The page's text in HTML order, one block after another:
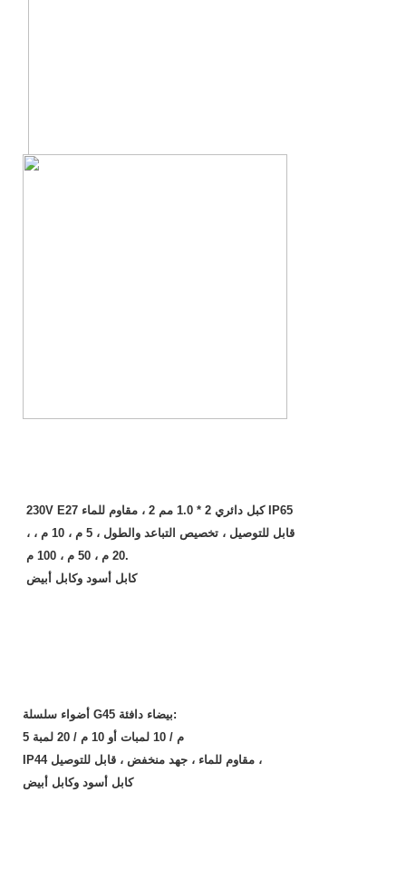
230V E27 كبل دائري 2 * 1.0 مم 2 ، مقاوم للماء IP65
، قابل للتوصيل ، تخصيص التباعد والطول ، 5 م ، 10 م ،
20 م ، 50 م ، 100 م.
كابل أسود وكابل أبيض
أضواء سلسلة G45 بيضاء دافئة:
5 م / 10 لمبات أو 10 م / 20 لمبة
IP44 مقاوم للماء ، جهد منخفض ، قابل للتوصيل ،
كابل أسود وكابل أبيض